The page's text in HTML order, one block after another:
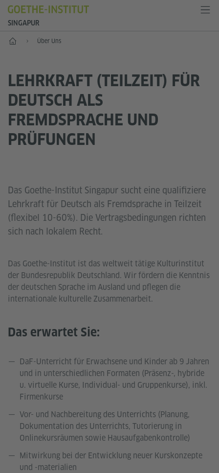
SINGAPUR
Start Über Uns
LEHRKRAFT (TEILZEIT) FÜR
DEUTSCH ALS
FREMDSPRACHE UND
PRÜFUNGEN
Das Goethe-Institut Singapur sucht eine qualifiziere
Lehrkraft für Deutsch als Fremdsprache in Teilzeit
(flexibel 10-60%). Die Vertragsbedingungen richten
sich nach lokalem Recht.
Das Goethe-Institut ist das weltweit tätige Kulturinstitut
der Bundesrepublik Deutschland. Wir fördern die Kenntnis
der deutschen Sprache im Ausland und pflegen die
internationale kulturelle Zusammenarbeit.
Das erwartet Sie:
DaF-Unterricht für Erwachsene und Kinder ab 9 Jahren
und in unterschiedlichen Formaten (Präsenz-, hybride
u. virtuelle Kurse, Individual- und Gruppenkurse), inkl.
Firmenkurse
Vor- und Nachbereitung des Unterrichts (Planung,
Dokumentation des Unterrichts, Tutorierung in
Onlinekursräumen sowie Hausaufgabenkontrolle)
Mitwirkung bei der Entwicklung neuer Kurskonzepte
und -materialien